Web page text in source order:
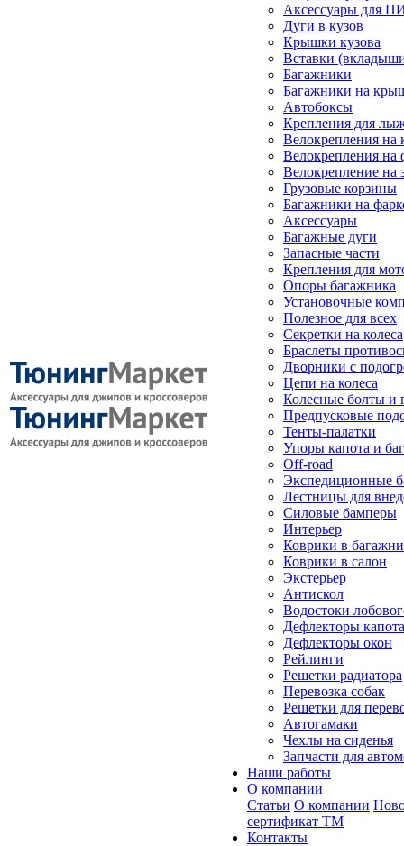
Аксессуары для
Дуги в кузов
Крышки кузова
Вставки
Багажники
Багажники на
Автобоксы
Крепления для
Велокрепления
Велокрепления на
Велокрепление на
Грузовые корзины
Багажники на
Аксессуары
Багажные дуги
Запасные части
Крепления для
Опоры багажника
Установочные
Полезное для всех
Секретки на колеса
Браслеты
Дворники с
Цепи на колеса
Колесные болты и
Предпусковые
Тенты-палатки
Упоры капота и
Off-road
Экспедиционные
Лестницы для
Силовые бамперы
Интерьер
Коврики в
Коврики в салон
Экстерьер
Антискол
Водостоки
Дефлекторы капота
Дефлекторы окон
Рейлинги
Решетки радиатора
Перевозка собак
Решетки для
Автогамаки
Чехлы на сиденья
Запчасти для
Наши работы
О компании
Статьи О компании
сертификат ТМ
Контакты